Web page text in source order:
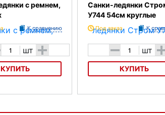
с ремнем,
К сравнению
шт +
КУПИТЬ
Санки-ледянки
У744 54см круглые
Под заказ К
- шт +
КУПИТЬ